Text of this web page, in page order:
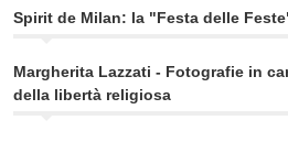
Spirit de Milan: la "Festa delle
Margherita Lazzati - Fotografie in
della libertà religiosa